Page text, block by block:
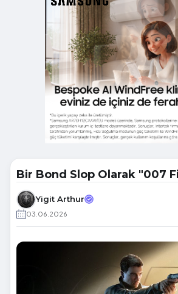
Bir Bond Slop Olarak "007
Yigit Arthur
03.06.2026